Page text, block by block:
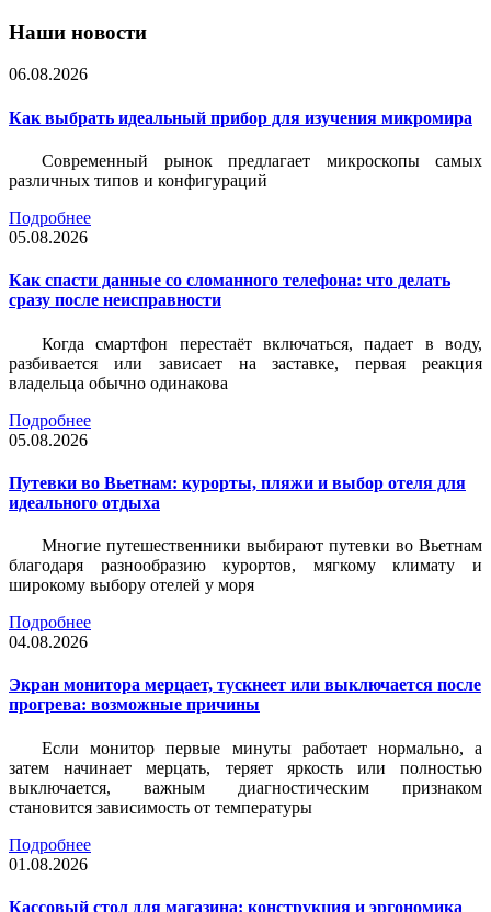
Наши новости
06.08.2026
Как выбрать идеальный прибор для изучения микромира
Современный рынок предлагает микроскопы самых
различных типов и конфигураций
Подробнее
05.08.2026
Как спасти данные со сломанного телефона: что делать
сразу после неисправности
Когда смартфон перестаёт включаться, падает в воду,
разбивается или зависает на заставке, первая реакция
владельца обычно одинакова
Подробнее
05.08.2026
Путевки во Вьетнам: курорты, пляжи и выбор отеля для
идеального отдыха
Многие путешественники выбирают путевки во Вьетнам
благодаря разнообразию курортов, мягкому климату и
широкому выбору отелей у моря
Подробнее
04.08.2026
Экран монитора мерцает, тускнеет или выключается после
прогрева: возможные причины
Если монитор первые минуты работает нормально, а
затем начинает мерцать, теряет яркость или полностью
выключается, важным диагностическим признаком
становится зависимость от температуры
Подробнее
01.08.2026
Кассовый стол для магазина: конструкция и эргономика